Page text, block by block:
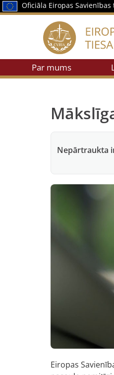
Oficiāla Eiropas
Par mums
Nepārtraukta
Eiropas